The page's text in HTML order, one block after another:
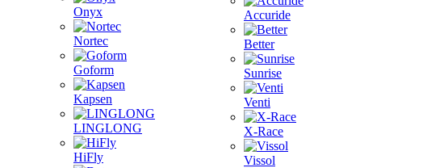
Onyx
Nortec
Goform
Kapsen
LINGLONG
HiFly
Accuride
Better
Sunrise
Venti
X-Race
Vissol